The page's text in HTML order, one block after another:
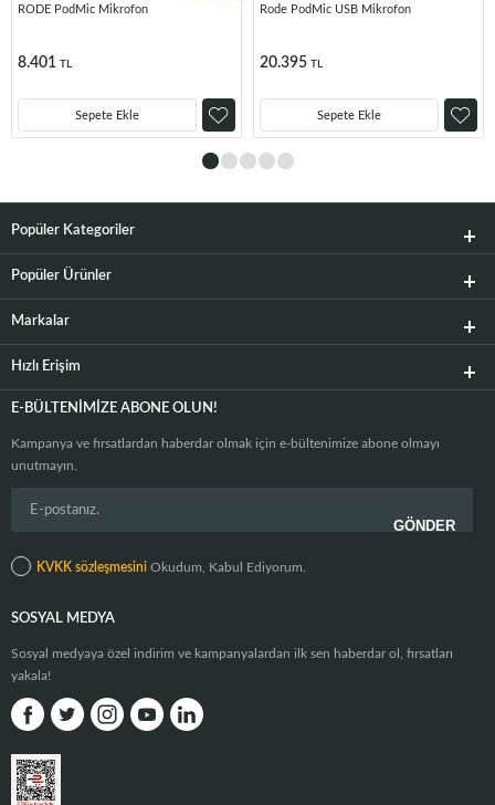
RODE PodMic Mikrofon
8.401 TL
Sepete Ekle
Rode PodMic USB Mikrofon
20.395 TL
Sepete Ekle
Popüler Kategoriler
Popüler Ürünler
Markalar
Hızlı Erişim
E-BÜLTENIMIZE ABONE OLUN!
Kampanya ve fırsatlardan haberdar olmak için e-bültenimize abone olmayı
unutmayın.
KVKK sözleşmesini Okudum, Kabul Ediyorum.
SOSYAL MEDYA
Sosyal medyaya özel indirim ve kampanyalardan ilk sen haberdar ol, fırsatları
yakala!